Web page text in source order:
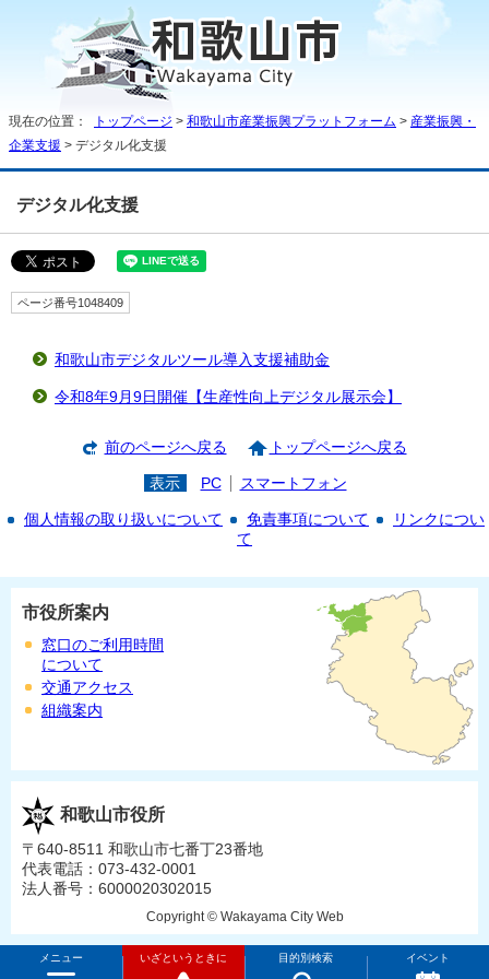
現在の位置： トップページ > 和歌山市産業振興プラットフォーム > 産業振興・
企業支援 > デジタル化支援
デジタル化支援
ページ番号1048409
和歌山市デジタルツール導入支援補助金
令和8年9月9日開催【生産性向上デジタル展示会】
前のページへ戻る トップページへ戻る
表示 PC スマートフォン
個人情報の取り扱いについて 免責事項について
リンクについ
て
メニュー いざというときに 目的別検索 イベント
市役所案内
窓口のご利用時間
について
交通アクセス
組織案内
和歌山市役所
〒640-8511 和歌山市七番丁23番地
代表電話：073-432-0001
法人番号：6000020302015
Copyright © Wakayama City Web